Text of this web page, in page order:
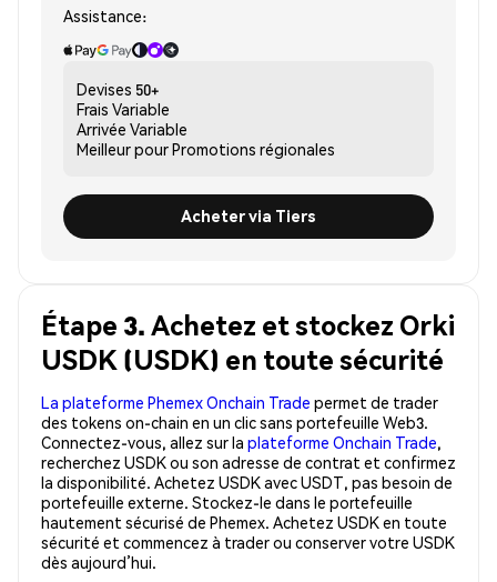
Assistance:
Devises 50+
Frais Variable
Arrivée Variable
Meilleur pourPromotions régionales
Acheter via Tiers
Étape 3. Achetez et stockez Orki
USDK (USDK) en toute sécurité
La plateforme Phemex Onchain Trade permet de trader
des tokens on-chain en un clic sans portefeuille Web3.
Connectez-vous, allez sur la plateforme Onchain Trade,
recherchez USDK ou son adresse de contrat et confirmez
la disponibilité. Achetez USDK avec USDT, pas besoin de
portefeuille externe. Stockez-le dans le portefeuille
hautement sécurisé de Phemex. Achetez USDK en toute
sécurité et commencez à trader ou conserver votre USDK
dès aujourd’hui.